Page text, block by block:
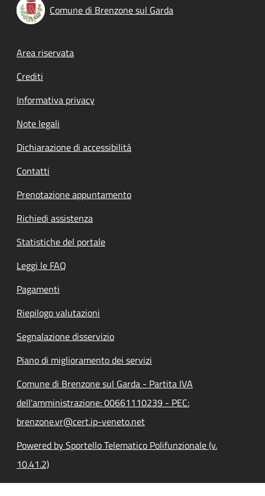
Comune di Brenzone sul Garda
Footer menu
Area riservata
Crediti
Informativa privacy
Note legali
Dichiarazione di accessibilità
Contatti
Prenotazione appuntamento
Richiedi assistenza
Statistiche del portale
Leggi le FAQ
Pagamenti
Riepilogo valutazioni
Segnalazione disservizio
Piano di miglioramento dei servizi
Comune di Brenzone sul Garda - Partita IVA
dell'amministrazione: 00661110239 - PEC:
brenzone.vr@cert.ip-veneto.net
Powered by Sportello Telematico Polifunzionale (v.
10.41.2)